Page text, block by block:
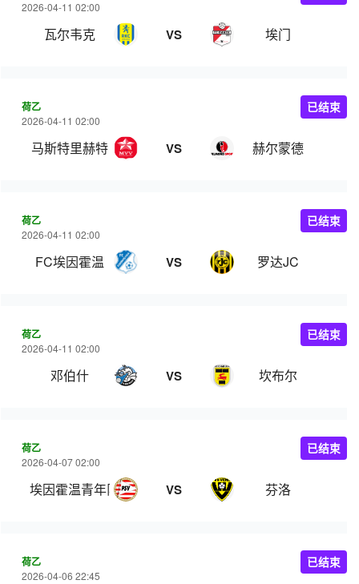
2026-04-11 02:00
瓦尔韦克 VS 埃门
荷乙
2026-04-11 02:00
马斯特里赫特 VS 赫尔蒙德
已结束
荷乙
2026-04-11 02:00
FC埃因霍温 VS 罗达JC
已结束
荷乙
2026-04-11 02:00
邓伯什 VS 坎布尔
已结束
荷乙
2026-04-07 02:00
埃因霍温青年队 VS 芬洛
已结束
荷乙
2026-04-06 22:45
已结束